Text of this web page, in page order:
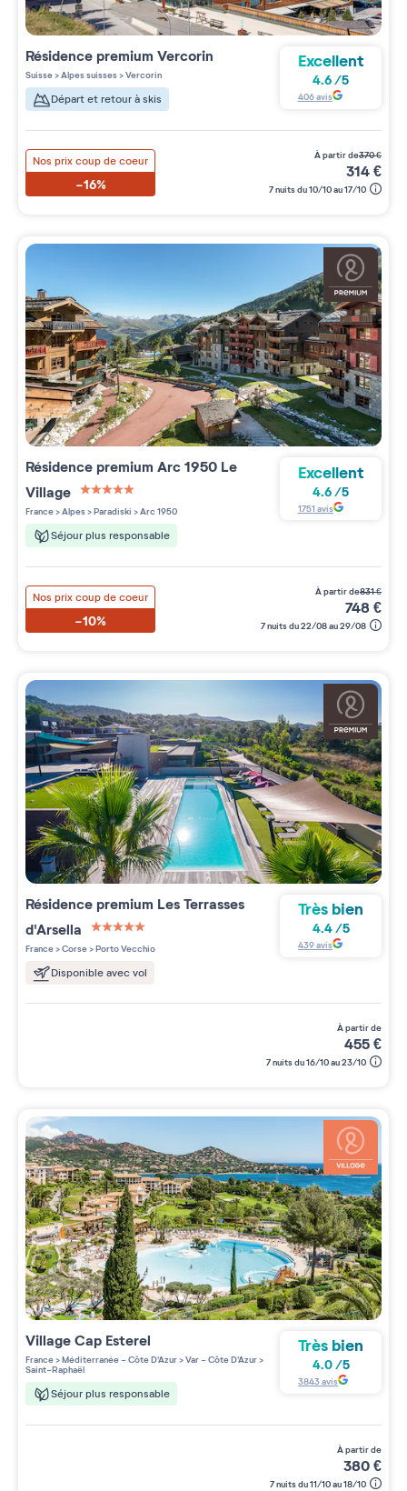
Résidence premium Vercorin
Suisse>Alpes suisses>Vercorin
Départ et retour à skis
Excellent
4.6/5
406avis
Nos prix coup de coeur
-16%
à partir de370€
314€
7 nuits du 10/10 au 17/10
Résidence premium Arc 1950 Le
Village
5 étoiles sur 5
France>Alpes>Paradiski >Arc 1950
Séjour plus responsable
Excellent
4.6/5
1751 avis
Nos prix coup de coeur
-10%
à partir de831€
748€
7 nuits du 22/08 au 29/08
Résidence premium Les Terrasses
d'Arsella
5 étoiles sur 5
France>Corse>Porto Vecchio
Disponible avec vol
Très bien
4.4/5
439avis
à partir de
455€
7 nuits du 16/10 au 23/10
VillageCap Esterel
France>Méditerranée - Côte D'Azur>Var - Côte D'Azur>
Saint-Raphaël
Séjour plus responsable
Très bien
4.0/5
3843avis
à partir de
380€
7 nuits du 11/10 au 18/10